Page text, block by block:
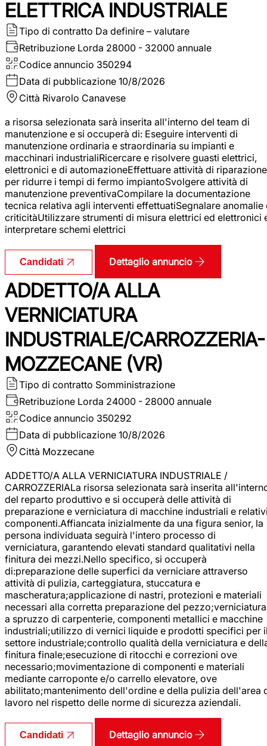
ELETTRICA INDUSTRIALE
Tipo di contratto Da definire – valutare
Retribuzione Lorda 28000 - 32000 annuale
Codice annuncio 350294
Data di pubblicazione 10/8/2026
Città Rivarolo Canavese
a risorsa selezionata sarà inserita all'interno del team di
manutenzione e si occuperà di: Eseguire interventi di
manutenzione ordinaria e straordinaria su impianti e
macchinari industrialiRicercare e risolvere guasti elettrici,
elettronici e di automazioneEffettuare attività di riparazione
per ridurre i tempi di fermo impiantoSvolgere attività di
manutenzione preventivaCompilare la documentazione
tecnica relativa agli interventi effettuatiSegnalare anomalie
criticitàUtilizzare strumenti di misura elettrici ed elettronici
interpretare schemi elettrici
Candidati Dettaglio annuncio
ADDETTO/A ALLA
VERNICIATURA
INDUSTRIALE/CARROZZERIA-
MOZZECANE (VR)
Tipo di contratto Somministrazione
Retribuzione Lorda 24000 - 28000 annuale
Codice annuncio 350292
Data di pubblicazione 10/8/2026
Città Mozzecane
ADDETTO/A ALLA VERNICIATURA INDUSTRIALE /
CARROZZERIALa risorsa selezionata sarà inserita
del reparto produttivo e si occuperà delle attività di
preparazione e verniciatura di macchine industriali e
componenti.Affiancata inizialmente da una figura senior, la
persona individuata seguirà l'intero processo di
verniciatura, garantendo elevati standard qualitativi nella
finitura dei mezzi.Nello specifico, si occuperà
di:preparazione delle superfici da verniciare attraverso
attività di pulizia, carteggiatura, stuccatura e
mascheratura;applicazione di nastri, protezioni e materiali
necessari alla corretta preparazione del pezzo;verniciatura
a spruzzo di carpenterie, componenti metallici e macchine
industriali;utilizzo di vernici liquide e prodotti specifici per
settore industriale;controllo qualità della verniciatura e
finitura finale;esecuzione di ritocchi e correzioni ove
necessario;movimentazione di componenti e materiali
mediante carroponte e/o carrello elevatore, ove
abilitato;mantenimento dell'ordine e della pulizia dell'area
lavoro nel rispetto delle norme di sicurezza aziendali.
Candidati Dettaglio annuncio